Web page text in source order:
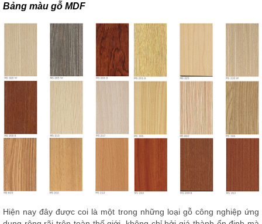
Bảng màu gỗ MDF
Hiện nay đây được coi là một trong những loại gỗ công nghiệp ứng